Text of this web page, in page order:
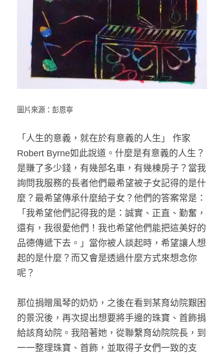
圖片來源：彭恩寧
「人生的意義，就在於有意義的人生」 作家
Robert Byrne如此說道。什麼是有意義的人生？
是賺了多少錢，有幾部名車，有幾棟房子？當我
詢問我服務的長者他們最希望被子女記得的是什
麼？最希望傳承什麼給子女？他們的答案常是：
「我希望他們記得我的是：誠實、正直、勤奮，
還有，我很愛他們！我也希望他們能把這美好的
品德傳遞下去。」當你被人談起時，希望讓人想
起的是什麼？而又會是透過什麼方式來想念你
呢？
那位捐贈風琴的奶奶，之後在看到某育幼院艱困
的景況後，再次提出想要將手邊的珠寶、首飾捐
給該育幼院。我陪著她，從聯繫育幼院院長，到
一一整理珠寶、首飾，並取得子女們一致的支